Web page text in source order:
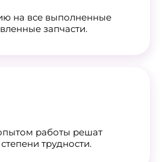
на все выполненные
запчасти.
работы решат
трудности.